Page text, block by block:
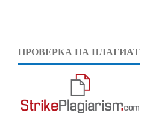
ПРОВЕРКА НА ПЛАГИАТ